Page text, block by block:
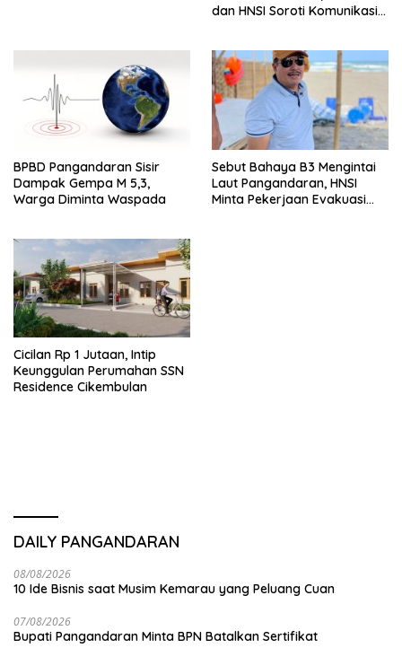
dan HNSI Soroti Komunikasi
BPBD Pangandaran Sisir
Dampak Gempa M 5,3,
Warga Diminta Waspada
Sebut Bahaya B3 Mengintai
Laut Pangandaran, HNSI
Minta Pekerjaan Evakuasi
Cicilan Rp 1 Jutaan, Intip
Keunggulan Perumahan SSN
Residence Cikembulan
DAILY PANGANDARAN
08/08/2026
10 Ide Bisnis saat Musim Kemarau yang Peluang Cuan
07/08/2026
Bupati Pangandaran Minta BPN Batalkan Sertifikat